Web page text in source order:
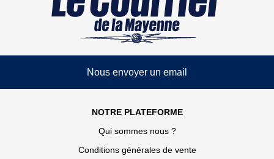
Nous envoyer un email
NOTRE PLATEFORME
Qui sommes nous ?
Conditions générales de vente